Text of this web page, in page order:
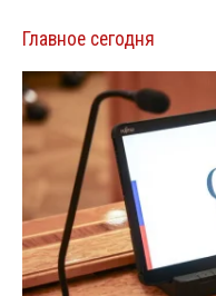
Главное сегодня